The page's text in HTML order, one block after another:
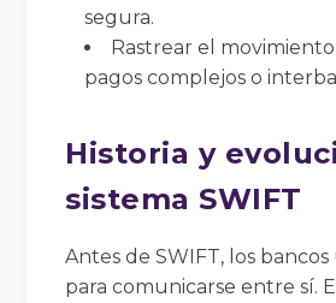
segura.
Rastrear el
pagos complejos o
Historia y
sistema SWIFT
Antes de SWIFT, los
para comunicarse entre sí.